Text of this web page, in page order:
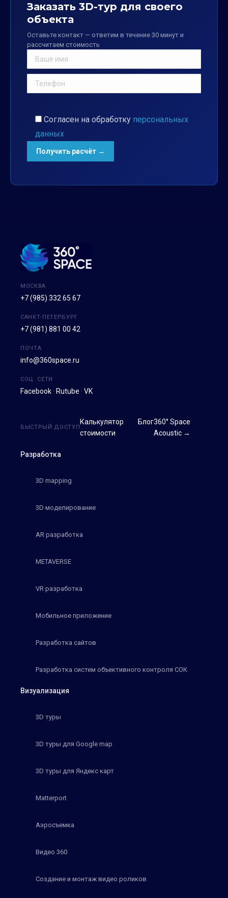
Заказать 3D-тур для своего
объекта
Оставьте контакт — ответим в течение 30 минут и
рассчитаем стоимость
Согласен на обработку персональных
данных
МОСКВА
+7 (985) 332 65 67
САНКТ-ПЕТЕРБУРГ
+7 (981) 881 00 42
ПОЧТА
info@360space.ru
СОЦ. СЕТИ
Facebook · Rutube · VK
Разработка
3D mapping
3D моделирование
AR разработка
METAVERSE
VR разработка
Мобильное приложение
Разработка сайтов
Разработка систем объективного контроля СОК
Визуализация
3D туры
3D туры для Google map
3D туры для Яндекс карт
Matterport
Аэросъемка
Видео 360
Создание и монтаж видео роликов
БЫСТРЫЙ ДОСТУП
Калькулятор
стоимости
Блог360° Space
Acoustic →